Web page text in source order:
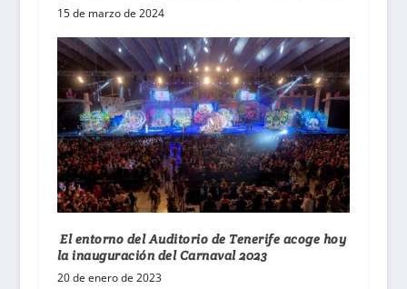
15 de marzo de 2024
El entorno del Auditorio de Tenerife acoge hoy
la inauguración del Carnaval 2023
20 de enero de 2023